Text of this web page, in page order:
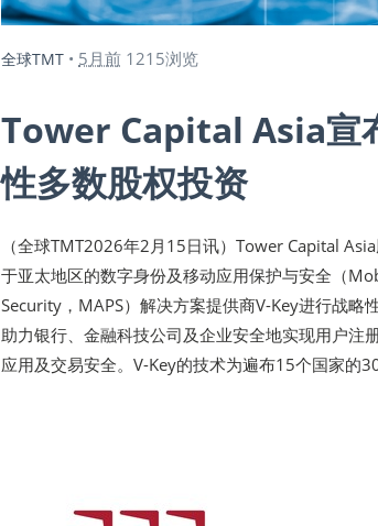
全球TMT • 5月前 1215浏览
Tower Capital Asia宣
性多数股权投资
（全球TMT2026年2月15日讯）Tower Capital
于亚太地区的数字身份及移动应用保护与安全（
Security，MAPS）解决方案提供商V-Key进行战略
助力银行、金融科技公司及企业安全地实现用户注
应用及交易安全。V-Key的技术为遍布15个国家的